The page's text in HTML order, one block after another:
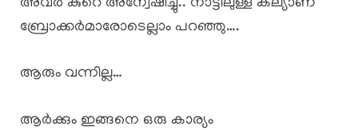
ബ്രോക്കർമാരോടെല്ലാം പറഞ്ഞു….
ആരും വന്നില്ല…
ആർക്കും ഇങ്ങനെ ഒരു കാര്യം